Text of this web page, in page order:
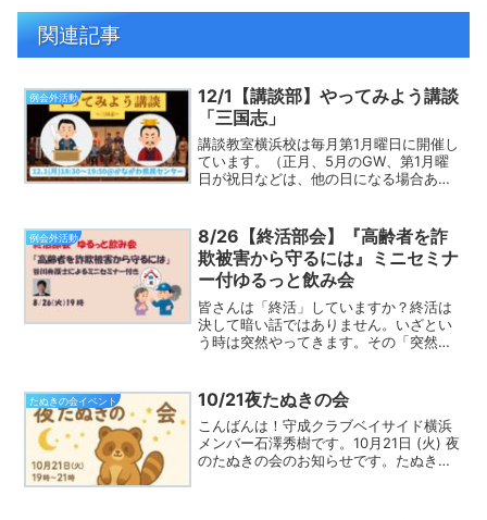
関連記事
例会外活動
12/1【講談部】やってみよう講談
「三国志」
講談教室横浜校は毎月第1月曜日に開催し
ています。（正月、5月のGW、第1月曜
日が祝日などは、他の日になる場合あ
ンター306号室横浜市神奈川区鶴屋町2-
2...
例会外活動
8/26【終活部会】『高齢者を詐
欺被害から守るには』ミニセミナ
ー付ゆるっと飲み会
皆さんは「終活」していますか？終活は
決して暗い話ではありません。いざとい
う時は突然やってきます。その「突然」
族のこと、身近な人のこと、、、頼れる
専門家に相談しながら健康...
たぬきの会イベント 10/21夜たぬきの会
こんばんは！守成クラブベイサイド横浜
メンバー石澤秀樹です。10月21日 (火) 夜
のたぬきの会のお知らせです。たぬきの